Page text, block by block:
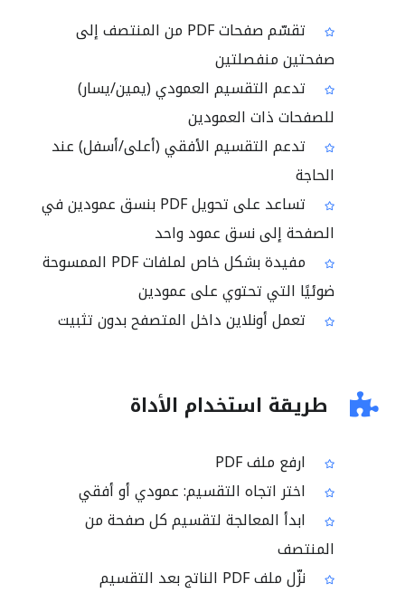
تقسّم صفحات PDF من المنتصف إلى
صفحتين منفصلتين
تدعم التقسيم العمودي (يمين/يسار)
للصفحات ذات العمودين
تدعم التقسيم الأفقي (أعلى/أسفل) عند
الحاجة
تساعد على تحويل PDF بنسق عمودين في
الصفحة إلى نسق عمود واحد
مفيدة بشكل خاص لملفات PDF الممسوحة
ضوئيًا التي تحتوي على عمودين
تعمل أونلاين داخل المتصفح بدون تثبيت
طريقة استخدام الأداة
ارفع ملف PDF
اختر اتجاه التقسيم: عمودي أو أفقي
ابدأ المعالجة لتقسيم كل صفحة من
المنتصف
نزّل ملف PDF الناتج بعد التقسيم